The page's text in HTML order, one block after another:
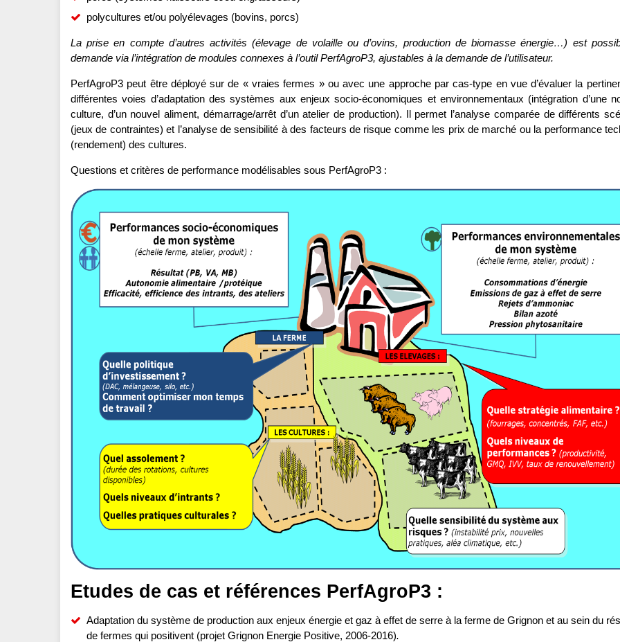
polycultures et/ou polyélevages (bovins, porcs)
La prise en compte d’autres activités (élevage de volaille ou d’ovins, production de biomasse énergie…) est
demande via l’intégration de modules connexes à l’outil PerfAgroP3, ajustables à la demande de l’utilisateur.
PerfAgroP3 peut être déployé sur de « vraies fermes » ou avec une approche par cas-type en vue d’évaluer la
différentes voies d’adaptation des systèmes aux enjeux socio-économiques et environnementaux (intégration d’une
culture, d’un nouvel aliment, démarrage/arrêt d’un atelier de production). Il permet l’analyse comparée de différents
(jeux de contraintes) et l’analyse de sensibilité à des facteurs de risque comme les prix de marché ou la performance
(rendement) des cultures.
Questions et critères de performance modélisables sous PerfAgroP3 :
Etudes de cas et références PerfAgroP3 :
Adaptation du système de production aux enjeux énergie et gaz à effet de serre à la ferme de Grignon et au sein du
de fermes qui positivent (projet Grignon Energie Positive, 2006-2016).